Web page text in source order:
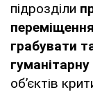
підрозділи
грабувати
гуманітарну
об’єктів